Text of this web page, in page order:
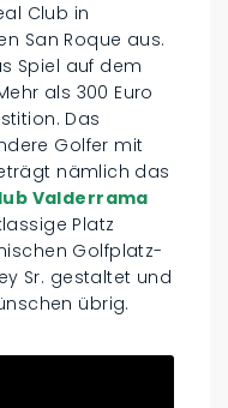
Club in
San Roque aus.
Spiel auf dem
als 300 Euro
Das
Golfer mit
nämlich das
Valderrama
Platz
Golfplatz-
Sr. gestaltet und
übrig.